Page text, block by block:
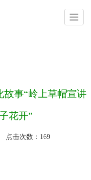
事“岭上草帽宣讲
花开”
点击次数：169